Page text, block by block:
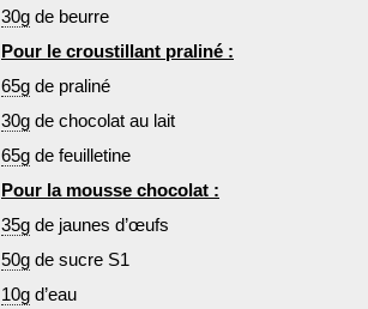
30g de beurre
Pour le croustillant praliné :
65g de praliné
30g de chocolat au lait
65g de feuilletine
Pour la mousse chocolat :
35g de jaunes d’œufs
50g de sucre S1
10g d’eau